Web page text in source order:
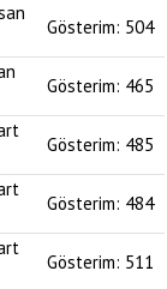
Gösterim: 504
Gösterim: 465
Gösterim: 485
Gösterim: 484
Gösterim: 511